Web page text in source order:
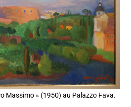
Massimo » (1950) au Palazzo Fava.